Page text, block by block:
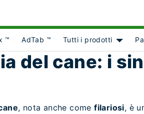
™ AdTab ™
Tutti i prodotti
del cane: i
, nota anche comefilariosi, è